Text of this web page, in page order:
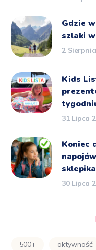
Gdzie
szlaki
2
Kids
31 Lipca
Koniec
30 Lipca
500+ aktywność